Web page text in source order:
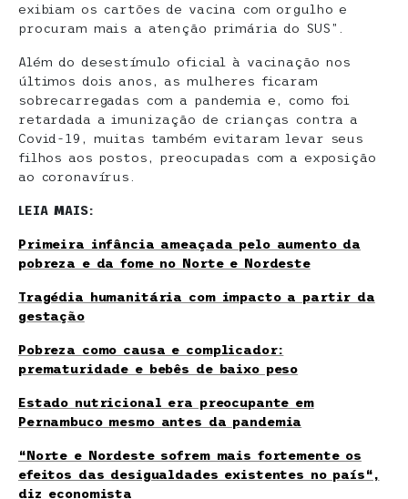
exibiam os cartões de vacina com orgulho e
procuram mais a atenção primária do SUS”.
Além do desestímulo oficial à vacinação nos
últimos dois anos, as mulheres ficaram
sobrecarregadas com a pandemia e, como foi
retardada a imunização de crianças contra a
Covid-19, muitas também evitaram levar seus
filhos aos postos, preocupadas com a exposição
ao coronavírus.
LEIA MAIS:
Primeira infância ameaçada pelo aumento da
pobreza e da fome no Norte e Nordeste
Tragédia humanitária com impacto a partir da
gestação
Pobreza como causa e complicador:
prematuridade e bebês de baixo peso
Estado nutricional era preocupante em
Pernambuco mesmo antes da pandemia
“Norte e Nordeste sofrem mais fortemente os
efeitos das desigualdades existentes no país“,
diz economista